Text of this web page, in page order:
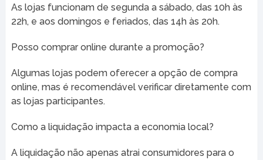
As lojas funcionam de segunda a sábado, das 10h às
22h, e aos domingos e feriados, das 14h às 20h.
Posso comprar online durante a promoção?
Algumas lojas podem oferecer a opção de compra
online, mas é recomendável verificar diretamente com
as lojas participantes.
Como a liquidação impacta a economia local?
A liquidação não apenas atrai consumidores para o